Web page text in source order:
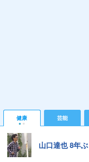
健康 芸能
山口達也 8年